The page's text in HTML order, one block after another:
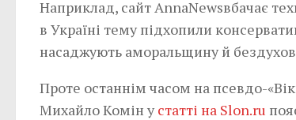
Наприклад, сайт AnnaNewsвбачає
в Україні тему підхопили
насаджують аморальщину й
Проте останнім часом на псевдо-
Михайло Комін у статті на Slon.ru